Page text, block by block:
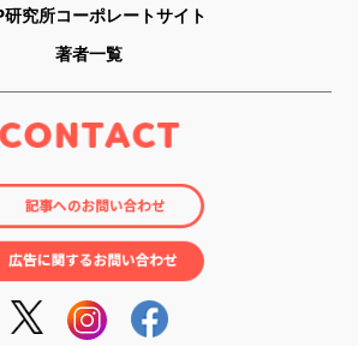
研究所コーポレートサイト
著者一覧